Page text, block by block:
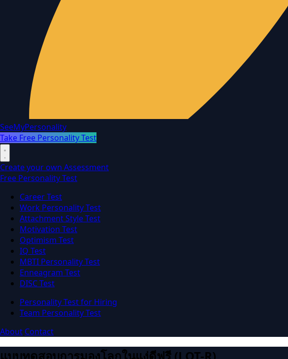
SeeMyPersonality
Take Free Personality Test
Create your own Assessment
Free Personality Test
Career Test
Work Personality Test
Attachment Style Test
Motivation Test
Optimism Test
IQ Test
MBTI Personality Test
Enneagram Test
DISC Test
Personality Test for Hiring
Team Personality Test
About Contact